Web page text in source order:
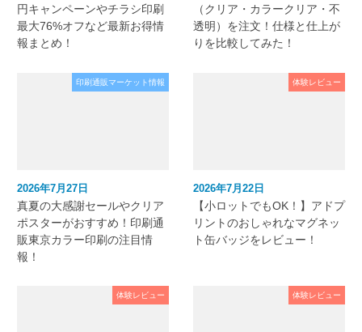
円キャンペーンやチラシ印刷
最大76%オフなど最新お得情
報まとめ！
（クリア・カラークリア・不
透明）を注文！仕様と仕上が
りを比較してみた！
印刷通販マーケット情報
2026年7月27日
真夏の大感謝セールやクリア
ポスターがおすすめ！印刷通
販東京カラー印刷の注目情
報！
体験レビュー
2026年7月22日
【小ロットでもOK！】アドプ
リントのおしゃれなマグネッ
ト缶バッジをレビュー！
体験レビュー 体験レビュー